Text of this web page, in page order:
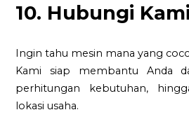
10. Hubungi
Ingin tahu mesin mana yang
Kami siap membantu Anda
perhitungan kebutuhan,
lokasi usaha.